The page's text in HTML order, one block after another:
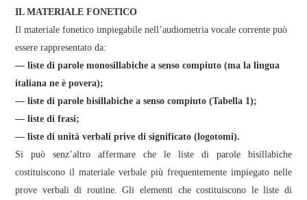
IL MATERIALE FONETICO
Il materiale fonetico impiegabile nell’audiometria vocale corrente può
essere rappresentato da:
— liste di parole monosillabiche a senso compiuto (ma la lingua
italiana ne è povera);
— liste di parole bisillabiche a senso compiuto (Tabella 1);
— liste di frasi;
— liste di unità verbali prive di significato (logotomi).
Si può senz’altro affermare che le liste di parole bisillabiche
costituiscono il materiale verbale più frequentemente impiegato nelle
prove verbali di routine. Gli elementi che costituiscono le liste di